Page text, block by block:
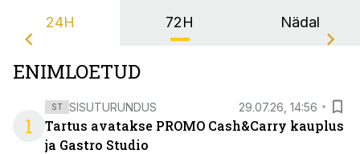
24H 72H Nädal
ENIMLOETUD
1
ST SISUTURUNDUS 29.07.26, 14:56
Tartus avatakse PROMO Cash&Carry kauplus
ja Gastro Studio